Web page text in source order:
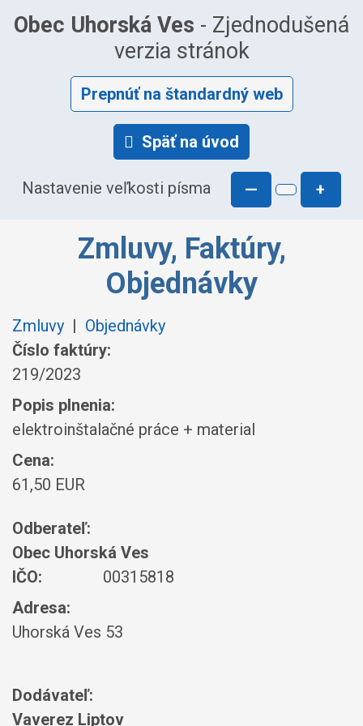
Obec Uhorská Ves - Zjednodušená
verzia stránok
Prepnúť na štandardný web
Späť na úvod
Nastavenie veľkosti písma — +
Zmluvy, Faktúry,
Objednávky
Zmluvy | Objednávky
Číslo faktúry:
219/2023
Popis plnenia:
elektroinštalačné práce + material
Cena:
61,50 EUR
Odberateľ:
Obec Uhorská Ves
IČO:
00315818
Adresa:
Uhorská Ves 53
Dodávateľ:
Vaverez Liptov